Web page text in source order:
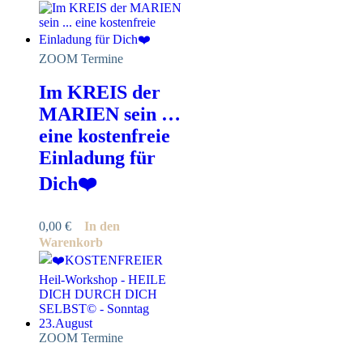
ZOOM Termine
Im KREIS der
MARIEN sein …
eine kostenfreie
Einladung für
Dich❤️
0,00 €
In den
Warenkorb
ZOOM Termine